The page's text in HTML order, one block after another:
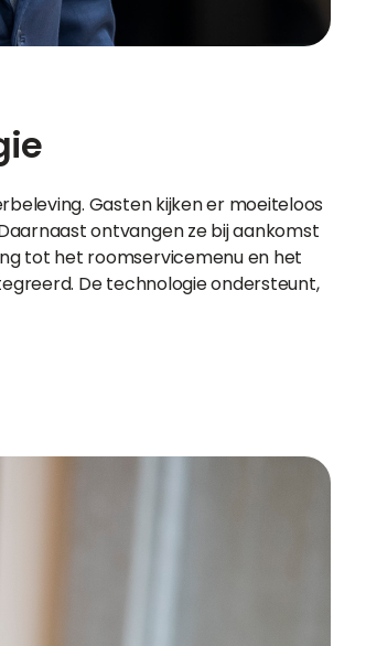
Gasten kijken er moeiteloos
ontvangen ze bij aankomst
tot het roomservicemenu en het
De technologie ondersteunt,